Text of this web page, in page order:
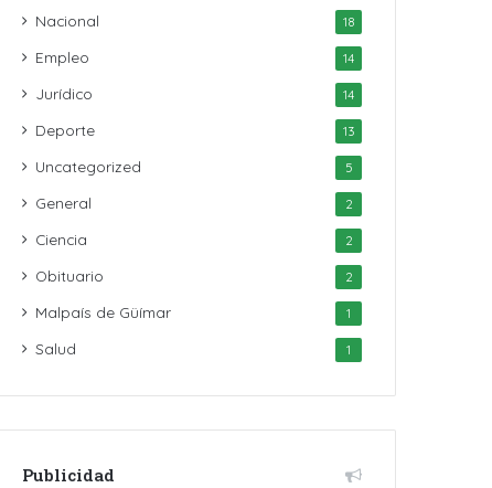
Nacional 18
Empleo 14
Jurídico 14
Deporte 13
Uncategorized 5
General 2
Ciencia 2
Obituario 2
Malpaís de Güímar 1
Salud 1
Publicidad